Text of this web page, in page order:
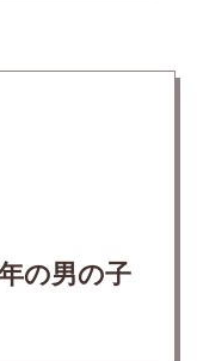
の男の子